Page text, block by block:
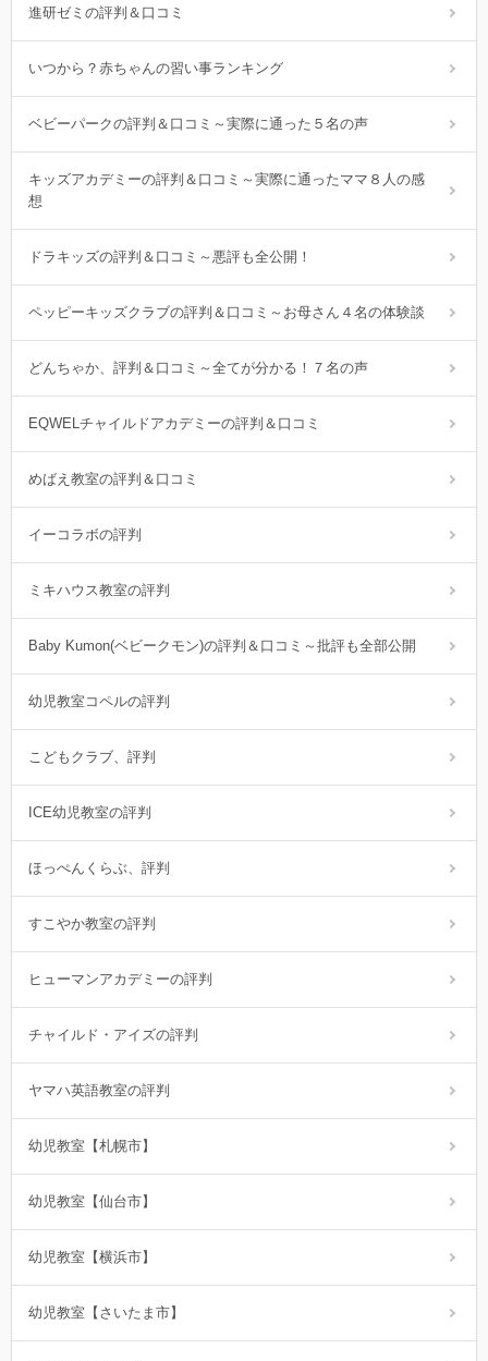
進研ゼミの評判＆口コミ
いつから？赤ちゃんの習い事ランキング
ベビーパークの評判＆口コミ～実際に通った５名の声
キッズアカデミーの評判＆口コミ～実際に通ったママ８人の感
想
ドラキッズの評判＆口コミ～悪評も全公開！
ペッピーキッズクラブの評判＆口コミ～お母さん４名の体験談
どんちゃか、評判＆口コミ～全てが分かる！７名の声
EQWELチャイルドアカデミーの評判＆口コミ
めばえ教室の評判＆口コミ
イーコラボの評判
ミキハウス教室の評判
Baby Kumon(ベビークモン)の評判＆口コミ～批評も全部公開
幼児教室コペルの評判
こどもクラブ、評判
ICE幼児教室の評判
ほっぺんくらぶ、評判
すこやか教室の評判
ヒューマンアカデミーの評判
チャイルド・アイズの評判
ヤマハ英語教室の評判
幼児教室【札幌市】
幼児教室【仙台市】
幼児教室【横浜市】
幼児教室【さいたま市】